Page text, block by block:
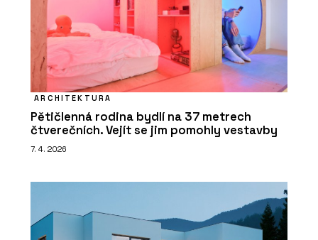
ARCHITEKTURA
Pětičlenná rodina bydlí na 37 metrech
čtverečních. Vejít se jim pomohly vestavby
7. 4. 2026